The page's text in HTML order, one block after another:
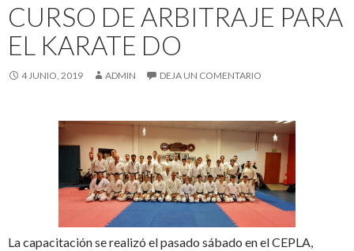
CURSO DE ARBITRAJE PARA
EL KARATE DO
4 JUNIO, 2019 ADMIN DEJA UN COMENTARIO
La capacitación se realizó el pasado sábado en el CEPLA,